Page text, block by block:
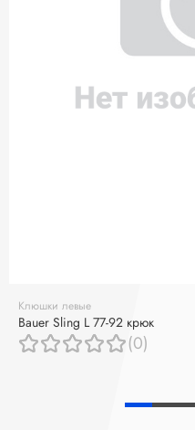
Клюшки левые
Bauer Sling L 77-92 крюк
(0)